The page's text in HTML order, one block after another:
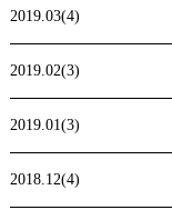
2019.03(4)
2019.02(3)
2019.01(3)
2018.12(4)